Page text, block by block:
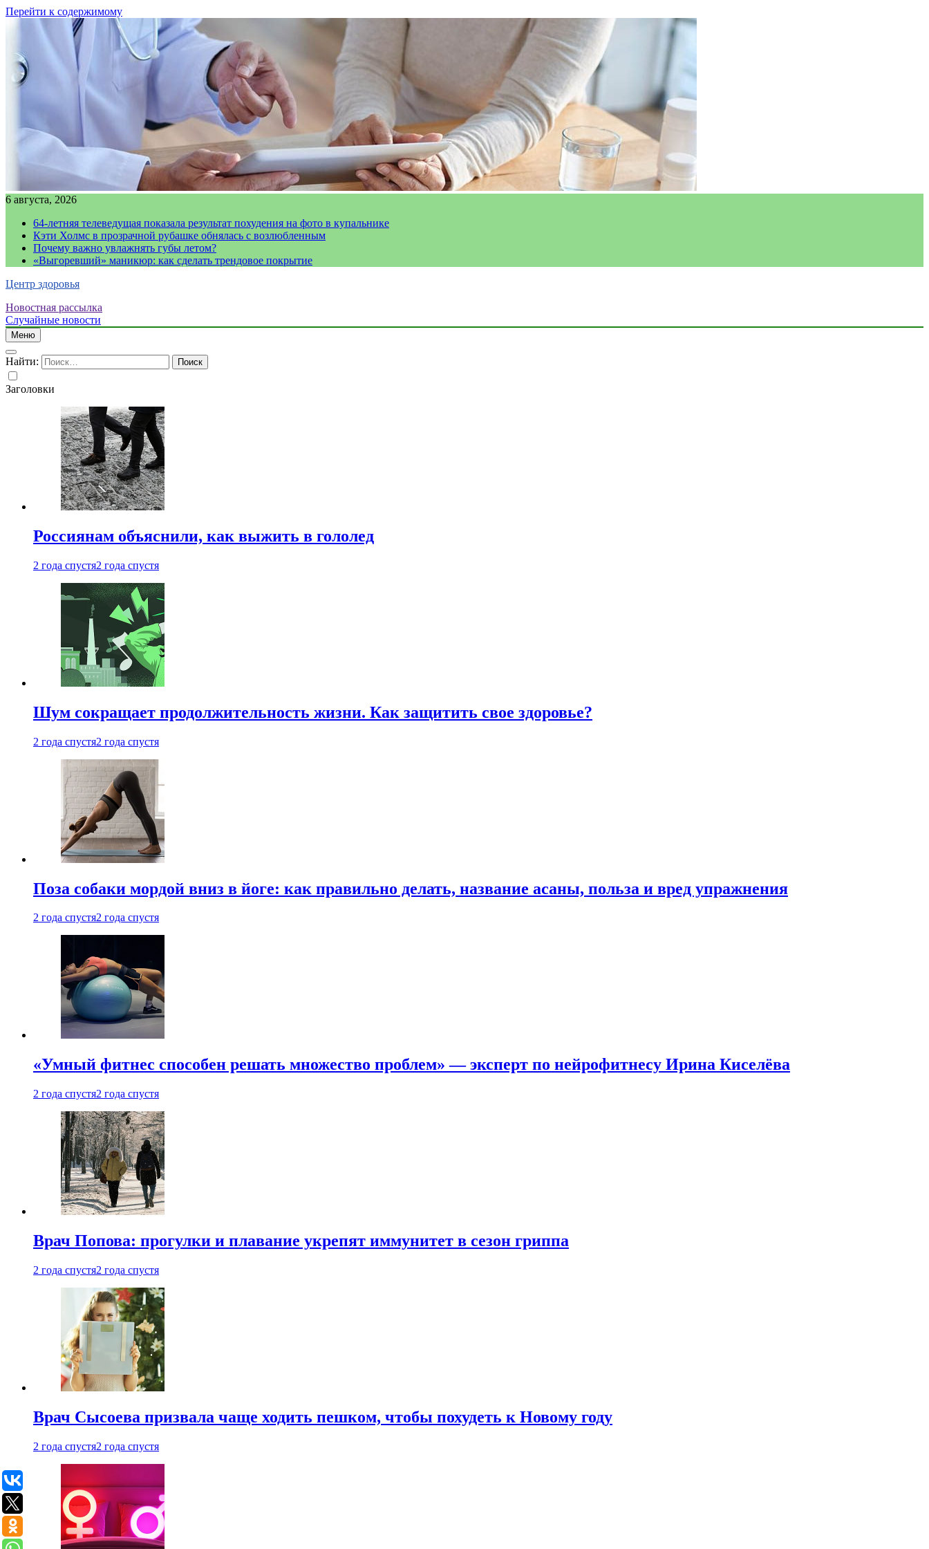
Перейти к содержимому
6 августа, 2026
64-летняя телеведущая показала результат похудения на фото в купальнике
Кэти Холмс в прозрачной рубашке обнялась с возлюбленным
Почему важно увлажнять губы летом?
«Выгоревший» маникюр: как сделать трендовое покрытие
Центр здоровья
Новостная рассылка
Случайные новости
Меню
Найти:
Заголовки
Россиянам объяснили, как выжить в гололед
2 года спустя2 года спустя
Шум сокращает продолжительность жизни. Как защитить свое здоровье?
2 года спустя2 года спустя
Поза собаки мордой вниз в йоге: как правильно делать, название асаны, польза и вред упражнения
2 года спустя2 года спустя
«Умный фитнес способен решать множество проблем» — эксперт по нейрофитнесу Ирина Киселёва
2 года спустя2 года спустя
Врач Попова: прогулки и плавание укрепят иммунитет в сезон гриппа
2 года спустя2 года спустя
Врач Сысоева призвала чаще ходить пешком, чтобы похудеть к Новому году
2 года спустя2 года спустя